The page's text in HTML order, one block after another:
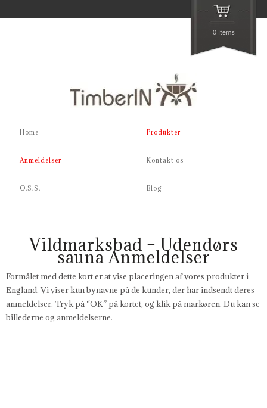
0 Items
Home Produkter
Anmeldelser Kontakt os
O.S.S. Blog
Vildmarksbad – Udendørs
sauna Anmeldelser
Formålet med dette kort er at vise placeringen af vores produkter i
England. Vi viser kun bynavne på de kunder, der har indsendt deres
anmeldelser. Tryk på “OK” på kortet, og klik på markøren. Du kan se
billederne og anmeldelserne.